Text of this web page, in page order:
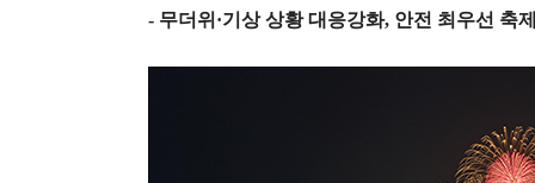
- 무더위 ·기상 상황 대응강화, 안전 최우선 축